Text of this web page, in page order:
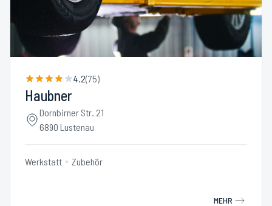
4.2(75)
Haubner
Dornbirner Str. 21
6890 Lustenau
Werkstatt Zubehör
MEHR